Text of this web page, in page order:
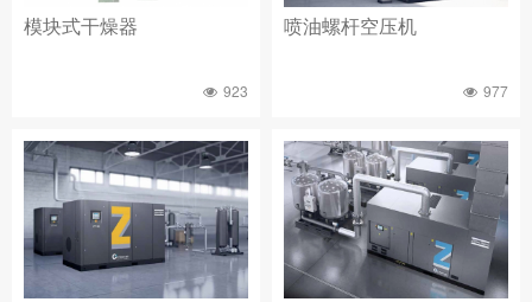
模块式干燥器
923
喷油螺杆空压机
977